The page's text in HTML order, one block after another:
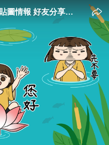
圖情報 好友分享任